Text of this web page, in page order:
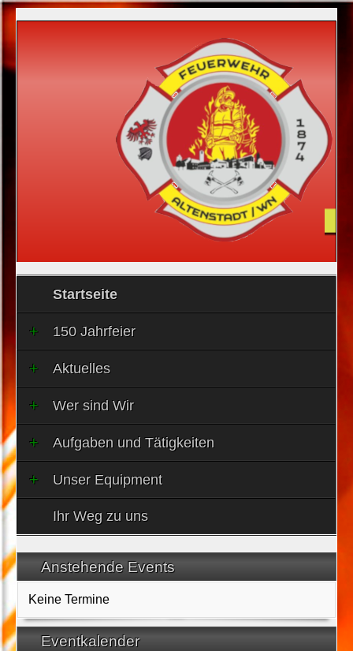
Startseite
150 Jahrfeier
Aktuelles
Wer sind Wir
Aufgaben und Tätigkeiten
Unser Equipment
Ihr Weg zu uns
Anstehende Events
Keine Termine
Eventkalender